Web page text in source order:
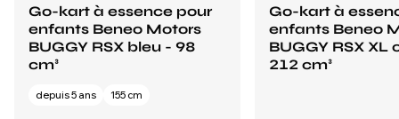
Go-kart à essence pour
enfants Beneo Motors
BUGGY RSX bleu - 98
cm³
depuis 5 ans 155 cm
Go-kart à
enfants Beneo
BUGGY RSX XL
212 cm³